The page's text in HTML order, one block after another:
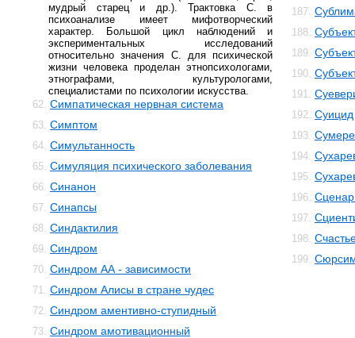
мудрый старец и др.). Трактовка С. в
психоанализе имеет мифотворческий
характер. Большой цикл наблюдений и
экспериментальных исследований
относительно значения С. для психической
жизни человека проделан этнопсихологами,
этнографами, культурологами,
специалистами по психологии искусства.
62. Симпатическая нервная система
63. Симптом
64. Симультанность
65. Симуляция психического заболевания
66. Синанон
67. Синапсы
68. Синдактилия
69. Синдром
70. Синдром АА - зависимости
71. Синдром Алисы в стране чудес
72. Синдром аментивно-ступидный
73. Синдром амотивационный
187.
188.
189.
190.
191.
192. Суицид
193.
194.
195.
196.
197.
198.
199.